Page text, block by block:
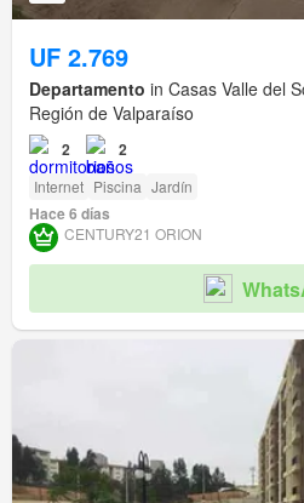
UF 2.769
Departamento in Casas Valle del
Región de Valparaíso
2 2
Internet Piscina Jardín
Hace 6 días
CENTURY21 ORION